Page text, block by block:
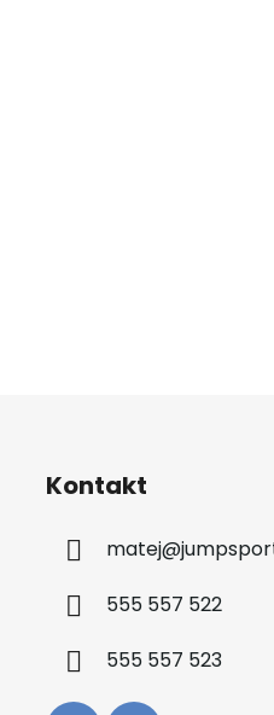
Kontakt
matej@
555 557 522
555 557 523